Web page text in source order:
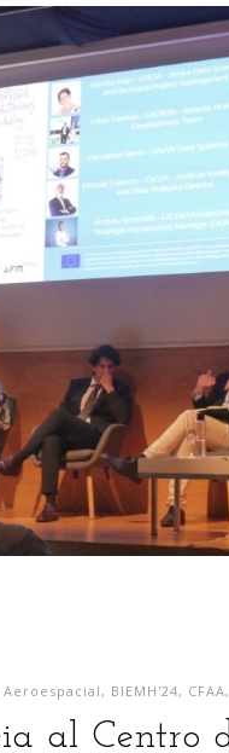
Aeroespacial , BIEMH'24, CFAA,
al Centro